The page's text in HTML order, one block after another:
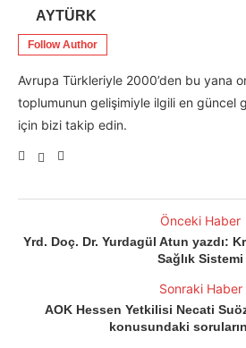
AYTÜRK
Follow Author
Avrupa Türkleriyle 2000’den bu yana
toplumunun gelişimiyle ilgili en güncel
için bizi takip edin.
Önceki Haber
Yrd. Doç. Dr. Yurdagül Atun yazdı:
Sağlık Sistemi
Sonraki Haber
AOK Hessen Yetkilisi Necati
konusundaki